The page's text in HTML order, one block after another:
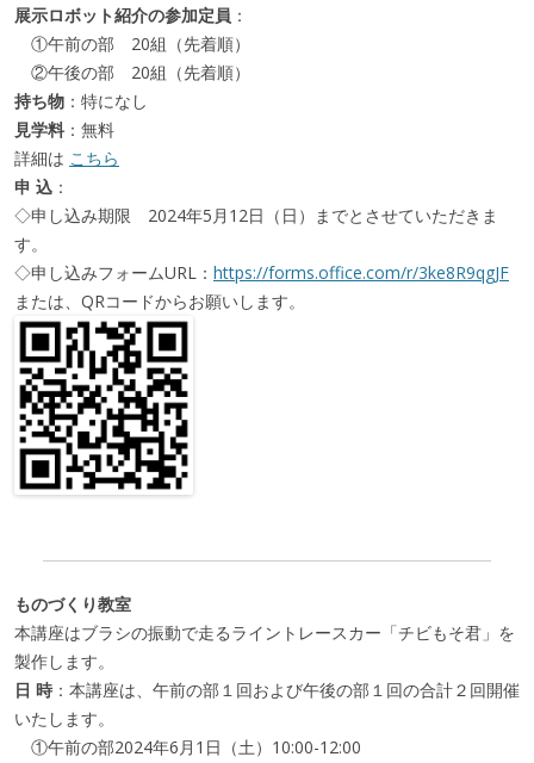
展示ロボット紹介の参加定員 ：
①午前の部 20組（先着順）
②午後の部 20組（先着順）
持ち物 ：特になし
見学料 ：無料
詳細は こちら
申 込 ：
◇申し込み期限 2024年5月12日（日）までとさせていただきま
す。
◇申し込みフォームURL： https://forms.office.com/r/3ke8R9qgJF
または、QRコードからお願いします。
ものづくり教室
本講座はブラシの振動で走るライントレースカー「チビもそ君」を
製作します。
日 時 ：本講座は、午前の部１回および午後の部１回の合計２回開催
いたします。
①午前の部2024年6月1日（土）10:00-12:00